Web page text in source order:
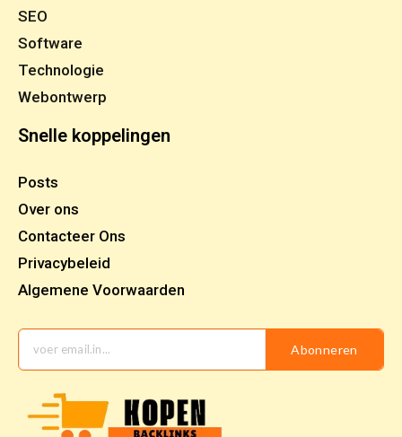
SEO
Software
Technologie
Webontwerp
Snelle koppelingen
Posts
Over ons
Contacteer Ons
Privacybeleid
Algemene Voorwaarden
Abonneren